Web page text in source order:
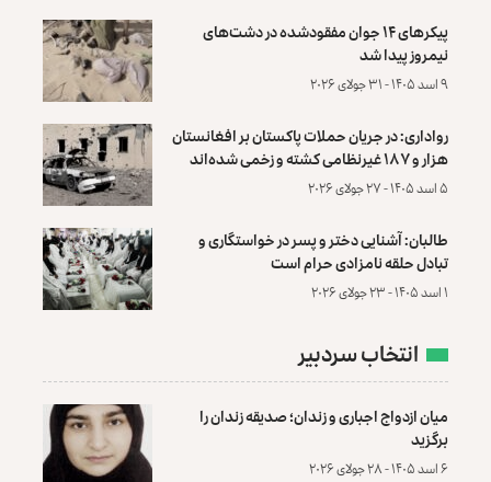
پیکرهای ۱۴ جوان مفقودشده در دشت‌های
نیمروز پیدا شد
۹ اسد ۱۴۰۵ - ۳۱ جولای ۲۰۲۶
رواداری: در جریان حملات پاکستان بر افغانستان
هزار و ۱۸۷ غیرنظامی کشته و زخمی شده‌اند
۵ اسد ۱۴۰۵ - ۲۷ جولای ۲۰۲۶
طالبان: آشنایی دختر و پسر در خواستگاری و
تبادل حلقه نامزادی حرام است
۱ اسد ۱۴۰۵ - ۲۳ جولای ۲۰۲۶
انتخاب سردبیر
میان ازدواج اجباری و زندان؛ صدیقه زندان را
برگزید
۶ اسد ۱۴۰۵ - ۲۸ جولای ۲۰۲۶